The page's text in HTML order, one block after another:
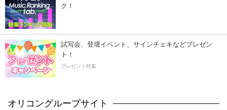
ク！
試写会、登壇イベント、サインチェキなどプレゼン
ト！
プレゼント特集
オリコングループサイト